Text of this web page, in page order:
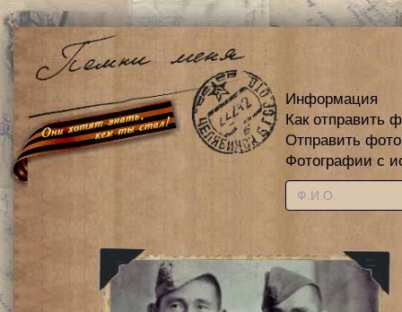
Информация
Как отправить
Отправить
Фотографии с